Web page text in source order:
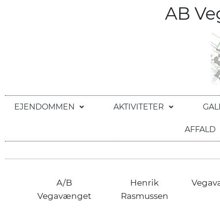
AB
EJENDOMMEN AKTIVITETER
AFFALD
A/B
Vegavænget
Henrik
Rasmussen